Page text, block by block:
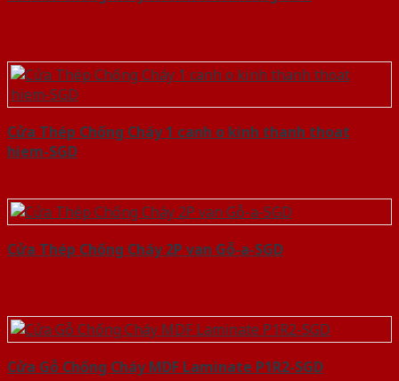
Cửa Thép Chống Cháy 1 canh o kinh thanh thoat
hiem-SGD
Cửa Thép Chống Cháy 2P van Gỗ-a-SGD
Cửa Gỗ Chống Cháy MDF Laminate P1R2-SGD